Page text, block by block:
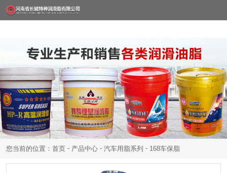
您当前的位置：首页 - 产品中心 - 汽车用脂系列 - 168车保脂